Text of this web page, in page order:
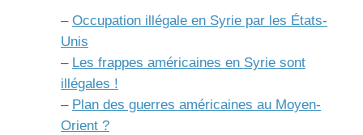
– Occupation illégale en Syrie par les États-
Unis
– Les frappes américaines en Syrie sont
illégales !
– Plan des guerres américaines au Moyen-
Orient ?